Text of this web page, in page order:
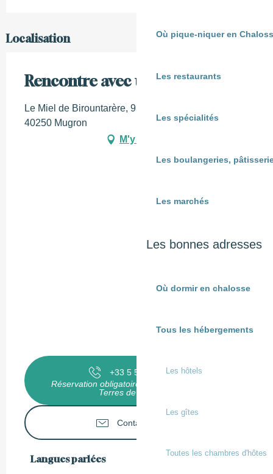
Où pique-niquer en
Les restaurants
Les spécialités
Les boulangeries,
Les marchés
Les bonnes adresses
Où dormir en chalosse
Tous les hébergements
Les hôtels
Les gîtes
Toutes les chambres d'hôtes
Localisation
Rencontre avec un apiculteur
Le Miel de Birountarère, 930 route de Pontonx,
40250 Mugron
M'y rendre
+33 5 58 98 58▒▒
Réservation obligatoire à l'office de tourisme
Terres de Chalosse
Contactez-nous
Langues parlées
Langues parlées